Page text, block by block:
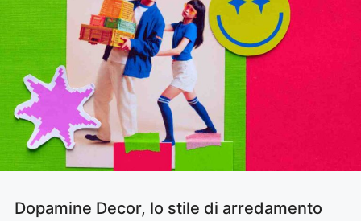
Dopamine Decor, lo stile di arredamento